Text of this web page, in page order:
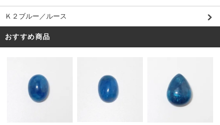
Ｋ２ブルー／ルース
おすすめ商品